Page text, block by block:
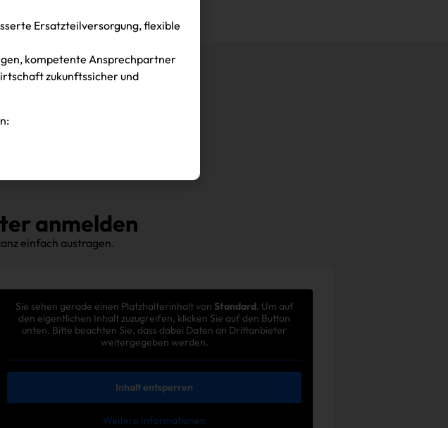
anmelden
einfach austragen.
Sie sehen gerade einen Platzhalterinhalt von Standard. Um auf
den eigentlichen Inhalt zuzugreifen, klicken Sie auf den Button
unten. Bitte beachten Sie, dass dabei Daten an Drittanbieter
weitergegeben werden.
Inhalt entsperren
Weitere Informationen
Ersatzteilversorgung, flexible
kompetente Ansprechpartner
zukunftssicher und